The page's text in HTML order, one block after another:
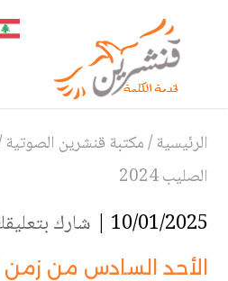
الرئيسية/مكتبة قنشرين الصوتية
الصليب 2024
10/01/2025 | شارك
الأحد السادس من زمن